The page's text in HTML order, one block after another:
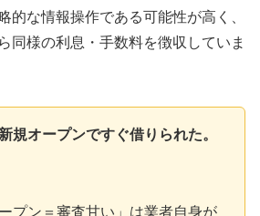
的な情報操作である可能性が高く、
同様の利息・手数料を徴収していま
規オープンですぐ借りられた。
ープン＝審査甘い」は業者自身が